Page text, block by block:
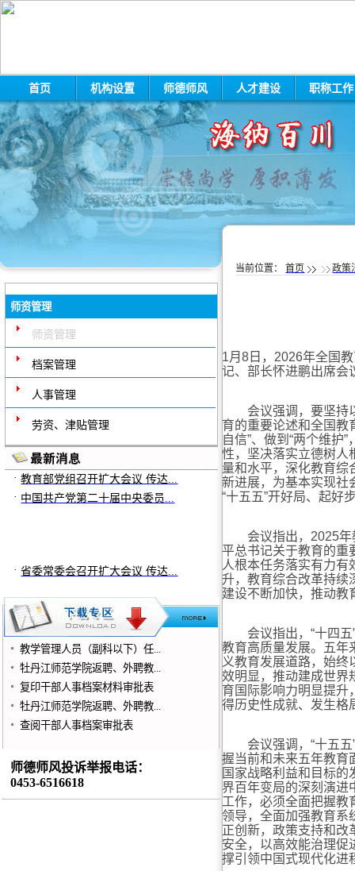
首页 机构设置 师德师风 人才建设 职称工
当前位置：首页 政策
师资管理
师资管理
档案管理
人事管理
劳资、津贴管理
· 省委常委会召开扩大会议 传达...
· 教育部党组召开扩大会议 传达...
中国共产党第二十届中央委员...
教育部党组召开扩大会议 传达...
· 中国共产党第二十届中央委员...
教学管理人员（副科以下）任...
牡丹江师范学院返聘、外聘教...
复印干部人事档案材料审批表
牡丹江师范学院返聘、外聘教...
查阅干部人事档案审批表
师德师风投诉举报电话：
0453-6516618
1月8日，2026年全国
记、部长怀进鹏出席会
会议强调，要坚持以
育的重要论述和全国教
自信”、做到“两个维护
性，坚决落实立德树人
量和水平，深化教育综
新进展，为基本实现社
“十五五”开好局、起好
会议指出，2025年教
平总书记关于教育的重
人根本任务落实有力有
升，教育综合改革持续
建设不断加快，推动教
会议指出，“十四五”
教育高质量发展。五年
义教育发展道路，始终
效明显，推动建成世界
育国际影响力明显提升
得历史性成就、发生格
会议强调，“十五五”
握当前和未来五年教育
国家战略利益和目标
界百年变局的深刻演进
工作，必须全面把握教
领导，全面加强教育系
正创新，政策支持和改
安全，以高效能治理促
撑引领中国式现代化进